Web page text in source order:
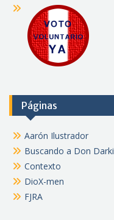
Páginas
Aarón Ilustrador
Buscando a Don Darki
Contexto
DioX-men
FJRA